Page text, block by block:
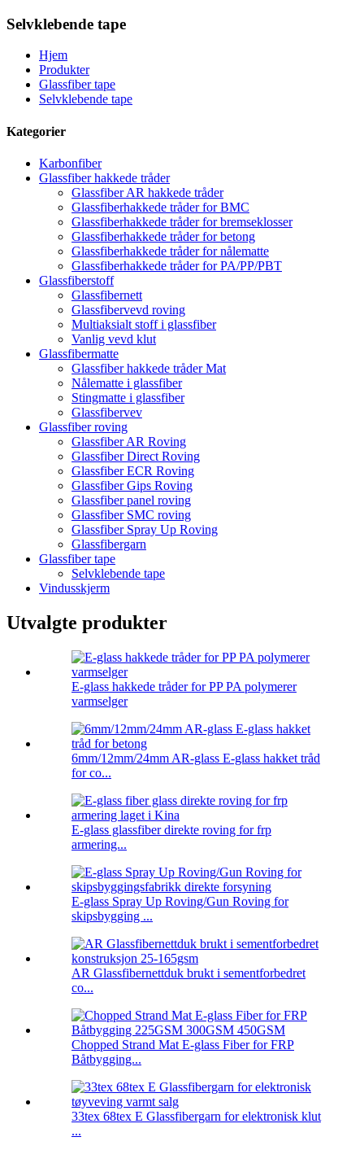
Selvklebende tape
Hjem
Produkter
Glassfiber tape
Selvklebende tape
Kategorier
Karbonfiber
Glassfiber hakkede tråder
Glassfiber AR hakkede tråder
Glassfiberhakkede tråder for BMC
Glassfiberhakkede tråder for bremseklosser
Glassfiberhakkede tråder for betong
Glassfiberhakkede tråder for nålematte
Glassfiberhakkede tråder for PA/PP/PBT
Glassfiberstoff
Glassfibernett
Glassfibervevd roving
Multiaksialt stoff i glassfiber
Vanlig vevd klut
Glassfibermatte
Glassfiber hakkede tråder Mat
Nålematte i glassfiber
Stingmatte i glassfiber
Glassfibervev
Glassfiber roving
Glassfiber AR Roving
Glassfiber Direct Roving
Glassfiber ECR Roving
Glassfiber Gips Roving
Glassfiber panel roving
Glassfiber SMC roving
Glassfiber Spray Up Roving
Glassfibergarn
Glassfiber tape
Selvklebende tape
Vindusskjerm
Utvalgte produkter
E-glass hakkede tråder for PP PA polymerer
varmselger
6mm/12mm/24mm AR-glass E-glass hakket tråd
for co...
E-glass glassfiber direkte roving for frp
armering...
E-glass Spray Up Roving/Gun Roving for
skipsbygging ...
AR Glassfibernettduk brukt i sementforbedret
co...
Chopped Strand Mat E-glass Fiber for FRP
Båtbygging...
33tex 68tex E Glassfibergarn for elektronisk klut
...